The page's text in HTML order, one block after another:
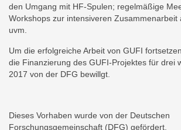
den Umgang mit HF-Spulen; regelmäßige
Workshops zur intensiveren Zusammenarbeit
uvm.
Um die erfolgreiche Arbeit von GUFI
die Finanzierung des GUFI-Projektes für drei
2017 von der DFG bewillgt.
Dieses Vorhaben wurde von der Deutschen
Forschungsgemeinschaft (DFG) gefördert.